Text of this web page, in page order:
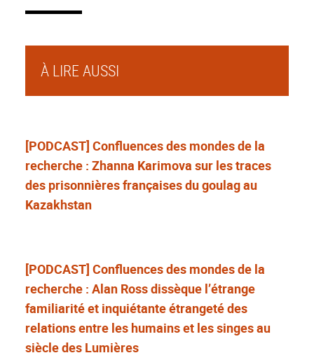
À LIRE AUSSI
[PODCAST] Confluences des mondes de la
recherche : Zhanna Karimova sur les traces
des prisonnières françaises du goulag au
Kazakhstan
[PODCAST] Confluences des mondes de la
recherche : Alan Ross dissèque l’étrange
familiarité et inquiétante étrangeté des
relations entre les humains et les singes au
siècle des Lumières